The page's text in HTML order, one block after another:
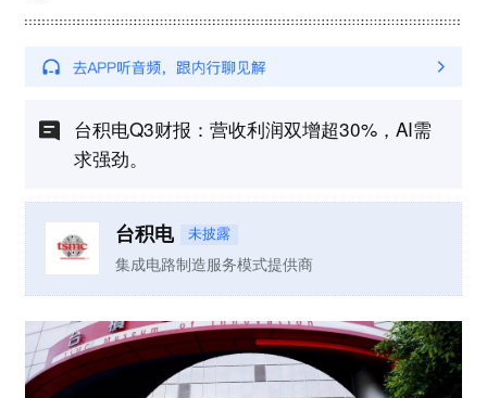
台积电Q3财报：营收利润双增超30%，AI需
求强劲。
台积电 未披露
集成电路制造服务模式提供商